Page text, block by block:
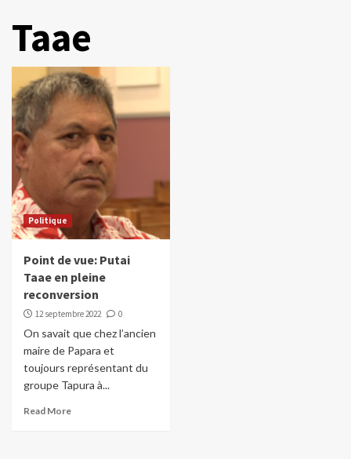
Taae
Politique
Point de vue: Putai
Taae en pleine
reconversion
12 septembre 2022 0
On savait que chez l’ancien
maire de Papara et
toujours représentant du
groupe Tapura à...
Read More